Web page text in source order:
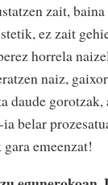
zait,
ez zait
horrela
naiz,
daude
belar
emeenzat!